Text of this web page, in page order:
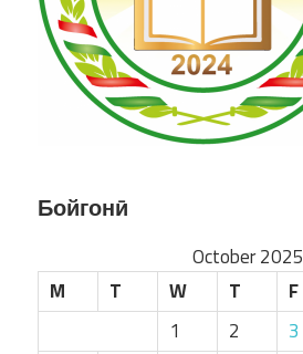
Бойгонӣ
October 2025
M
T W T F
1
2 3